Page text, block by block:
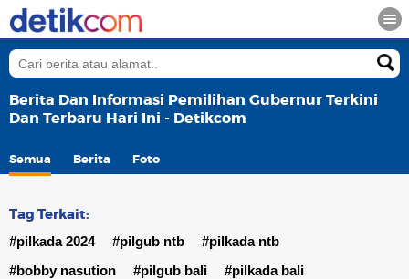
Berita Dan Informasi Pemilihan Gubernur Terkini
Dan Terbaru Hari Ini - Detikcom
Semua Berita Foto
Tag Terkait:
#pilkada 2024 #pilgub ntb
#pilkada ntb
#bobby nasution
#pilgub bali #pilkada bali